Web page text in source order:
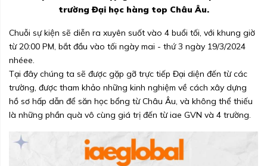
trường Đại học hàng top Châu Âu.
Chuỗi sự kiện sẽ diễn ra xuyên suốt vào 4 buổi tối, với khung giờ
từ 20:00 PM, bắt đầu vào tối ngày mai - thứ 3 ngày 19/3/2024
nhéee.
Tại đây chúng ta sẽ được gặp gỡ trực tiếp Đại diện đến từ các
trường, được tham khảo những kinh nghiệm về cách xây dựng
hồ sơ hấp dẫn để săn học bổng từ Châu Âu, và không thể thiếu
là những phần quà vô cùng giá trị đến từ iae GVN và 4 trường.